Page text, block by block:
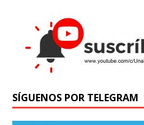
SÍGUENOS POR TELEGRAM